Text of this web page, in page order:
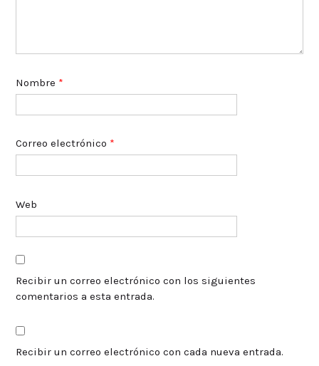
Nombre *
Correo electrónico *
Web
Recibir un correo electrónico con los siguientes
comentarios a esta entrada.
Recibir un correo electrónico con cada nueva entrada.